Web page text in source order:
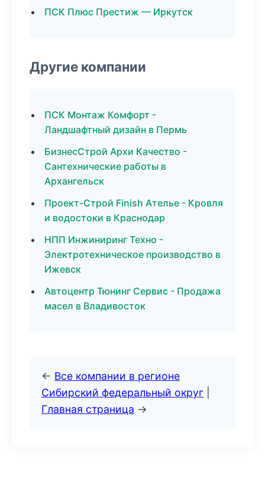
ПСК Плюс Престиж — Иркутск
Другие компании
ПСК Монтаж Комфорт -
Ландшафтный дизайн в Пермь
БизнесСтрой Архи Качество -
Сантехнические работы в
Архангельск
Проект-Строй Finish Ателье - Кровля
и водостоки в Краснодар
НПП Инжиниринг Техно -
Электротехническое производство в
Ижевск
Автоцентр Тюнинг Сервис - Продажа
масел в Владивосток
← Все компании в регионе
Сибирский федеральный округ
Главная страница →